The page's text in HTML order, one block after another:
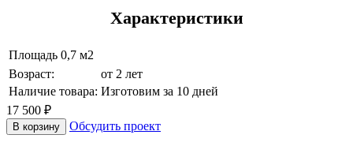
Характеристики
Площадь 0,7 м2
Возраст:
от 2 лет
Наличие товара: Изготовим за 10 дней
17 500 ₽
В корзину Обсудить проект